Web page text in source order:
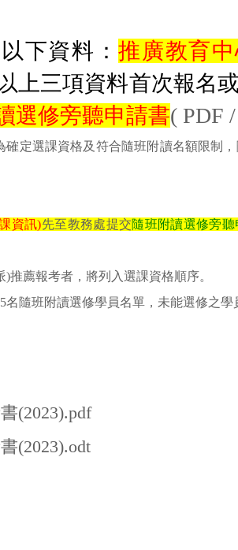
下資料：推廣教育
上三項資料首次報名
選修旁聽申請書( PDF /
定選課資格及符合隨班附讀名額限制
資訊)先至教務處提交隨班附讀選修旁聽
推薦報考者，將列入選課資格順序。
隨班附讀選修學員名單，未能選修之學
(2023).pdf
(2023).odt